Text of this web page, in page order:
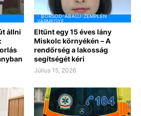
állni
- BORSOD-ABAÚJ-ZEMPLÉN
VÁRMEGYE
Eltűnt egy 15 éves lány
Miskolc környékén – A
rendőrség a lakosság
segítségét kéri
Július 15, 2026